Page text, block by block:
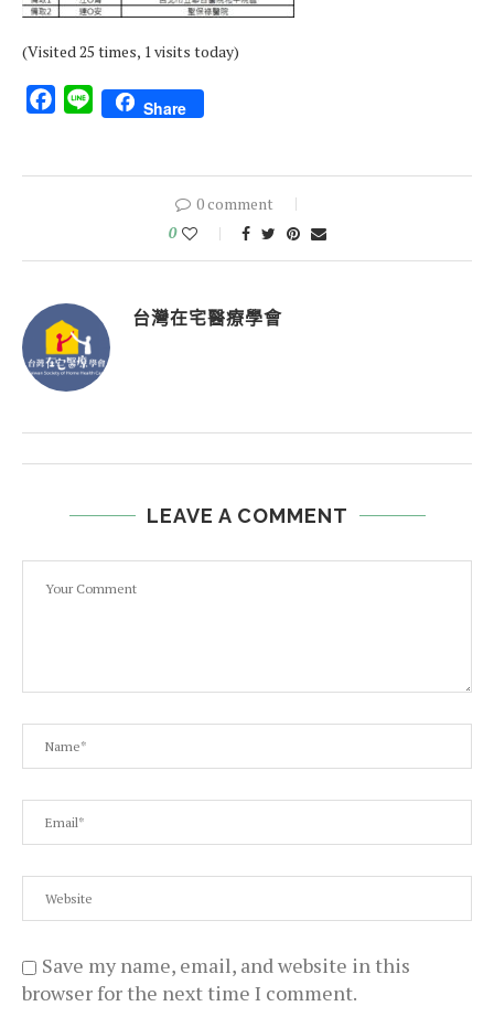
(Visited 25 times, 1 visits today)
Facebook
Line Share
0 comment
0
台灣在宅醫療學會
LEAVE A COMMENT
Save my name, email, and website in this
browser for the next time I comment.